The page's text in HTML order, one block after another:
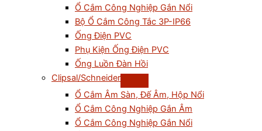
Ổ Cắm Công Nghiệp Gắn Nổi
Bộ Ổ Cắm Công Tắc 3P-IP66
Ống Điện PVC
Phụ Kiện Ống Điện PVC
Ống Luồn Đàn Hồi
Clipsal/Schneider
Ổ Cắm Âm Sàn, Đế Âm, Hộp Nổi
Ổ Cắm Công Nghiệp Gắn Âm
Ổ Cắm Công Nghiệp Gắn Nổi